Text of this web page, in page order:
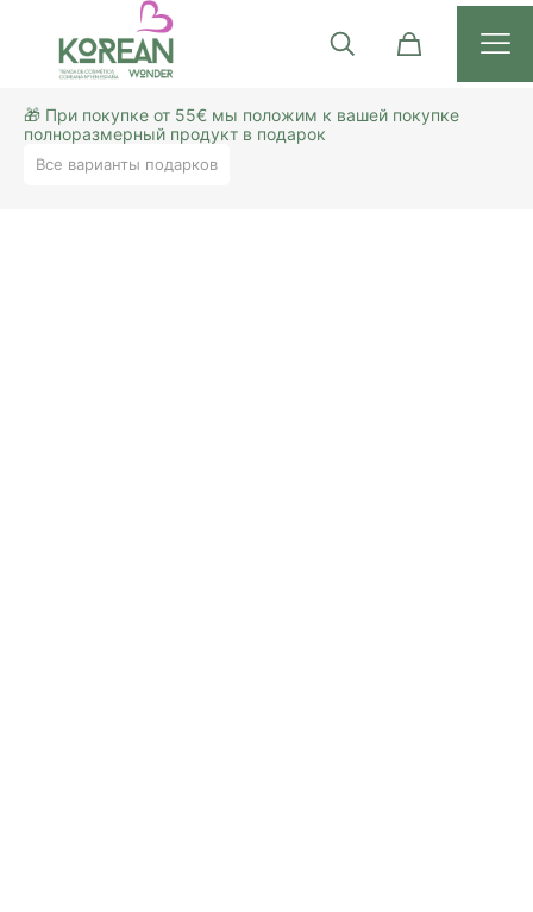
🎁 При покупке от 55€ мы положим к вашей покупке
полноразмерный продукт в подарок
Все варианты подарков